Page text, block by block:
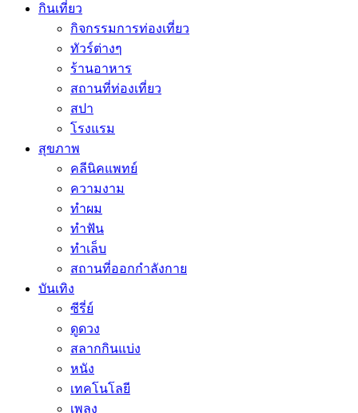
กินเที่ยว
กิจกรรมการท่องเที่ยว
ทัวร์ต่างๆ
ร้านอาหาร
สถานที่ท่องเที่ยว
สปา
โรงแรม
สุขภาพ
คลีนิคแพทย์
ความงาม
ทำผม
ทำฟัน
ทำเล็บ
สถานที่ออกกำลังกาย
บันเทิง
ซีรี่ย์
ดูดวง
สลากกินแบ่ง
หนัง
เทคโนโลยี
เพลง